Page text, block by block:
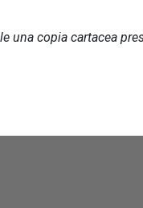
copia cartacea